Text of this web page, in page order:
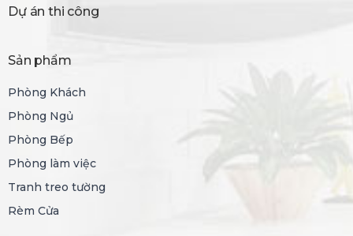
Dự án thi công
Sản phẩm
Phòng Khách
Phòng Ngủ
Phòng Bếp
Phòng làm việc
Tranh treo tường
Rèm Cửa